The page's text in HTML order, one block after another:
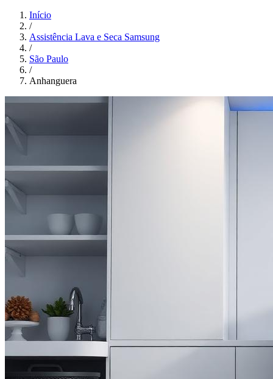
Início
/
Assistência Lava e Seca Samsung
/
São Paulo
/
Anhanguera